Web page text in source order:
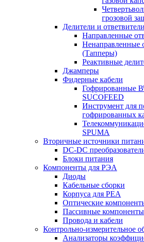
грозовой
Делители и
Направленные
Ненаправленные
(Тапперы)
Реактивные
Джамперы
Фидерные кабели
Гофрированные
SUCOFEED
Инструмент для
гофрированных
SPUMA
Вторичные источники
DC-DC
Блоки питания
Компоненты для РЭА
Диоды
Кабельные сборки
Корпуса для РЕА
Оптические
Пассивные компоненты
Провода и кабели
Контрольно-измерительное
Анализаторы